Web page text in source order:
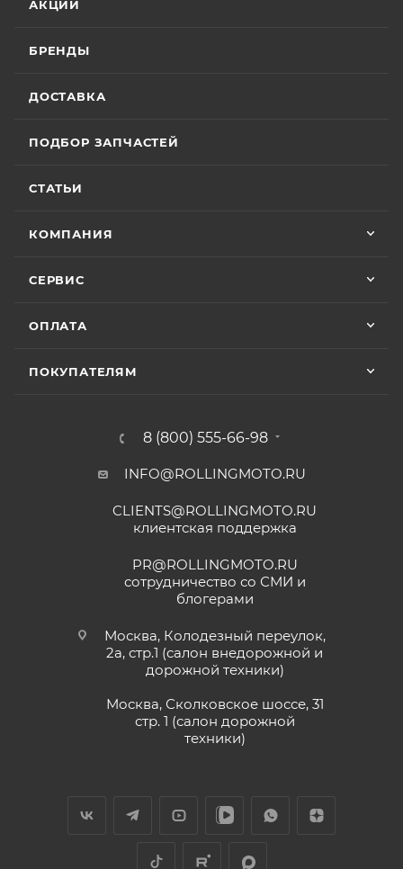
АКЦИИ
БРЕНДЫ
ДОСТАВКА
ПОДБОР ЗАПЧАСТЕЙ
СТАТЬИ
КОМПАНИЯ
СЕРВИС
ОПЛАТА
ПОКУПАТЕЛЯМ
8 (800) 555-66-98
INFO@ROLLINGMOTO.RU
CLIENTS@ROLLINGMOTO.RU
клиентская поддержка
PR@ROLLINGMOTO.RU
сотрудничество со СМИ и
блогерами
Москва, Колодезный переулок,
2а, стр.1 (салон внедорожной и
дорожной техники)
Москва, Сколковское шоссе, 31
стр. 1 (салон дорожной
техники)